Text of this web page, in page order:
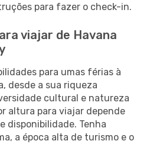
para fazer o check-in.
viajar de Havana
para umas férias à
desde a sua riqueza
cultural e natureza
altura para viajar depende
disponibilidade. Tenha
a época alta de turismo e o